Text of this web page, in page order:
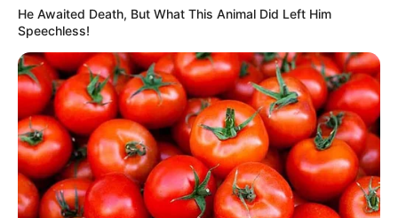
He Awaited Death, But What This Animal Did Left Him
Speechless!